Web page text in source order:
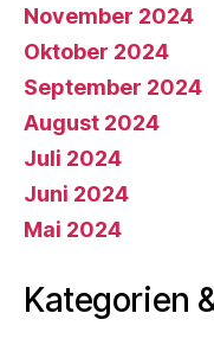
November 2024
Oktober 2024
September 2024
August 2024
Juli 2024
Juni 2024
Mai 2024
Kategorien